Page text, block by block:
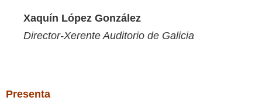
Xaquín López González
Director-Xerente Auditorio de Galicia
Presenta